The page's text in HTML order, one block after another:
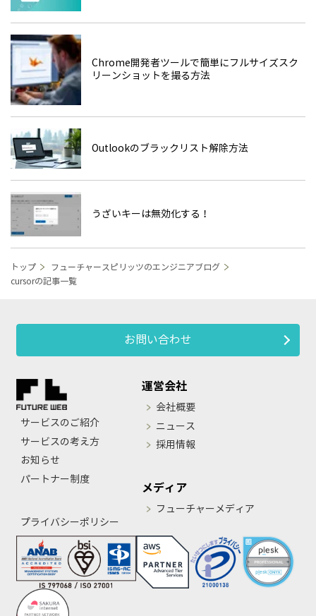
Chrome開発者ツールで簡単にフルサイズスク
リーンショットを撮る方法
Outlookのブラックリスト解除方法
うざいキーは無効化する！
トップ
フューチャースピリッツのエンジニアブログ
cursorの記事一覧
お問い合わせ
サービスのご紹介
サービスの考え方
お知らせ
パートナー制度
プライバシーポリシー
運営会社
会社概要
ニュース
採用情報
メディア
フューチャーメディア